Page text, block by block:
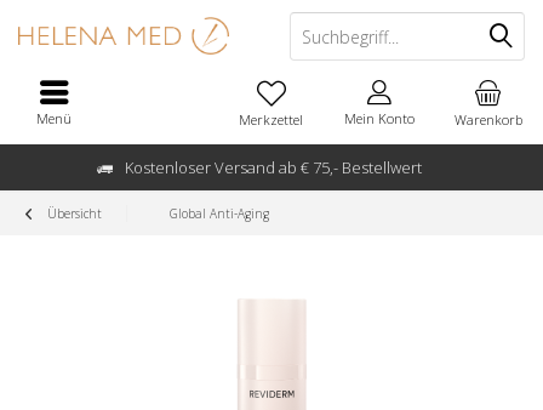
Kostenloser Versand ab € 75,- Bestellwert
Warenkorb
Merkzettel Mein Konto
Menü
Übersicht Global Anti-Aging